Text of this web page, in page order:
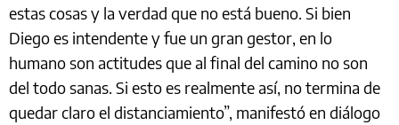
estas cosas y la verdad que no está bueno. Si bien
Diego es intendente y fue un gran gestor, en lo
humano son actitudes que al final del camino no son
del todo sanas. Si esto es realmente así, no termina de
quedar claro el distanciamiento”, manifestó en diálogo